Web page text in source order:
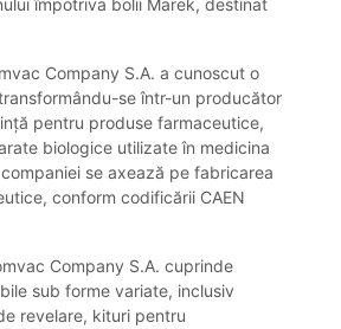
împotriva bolii Marek, destinat
Company S.A. a cunoscut o
se într-un producător
pentru produse farmaceutice,
biologice utilizate în medicina
se axează pe fabricarea
conform codificării CAEN
Company S.A. cuprinde
sub forme variate, inclusiv
revelare, kituri pentru